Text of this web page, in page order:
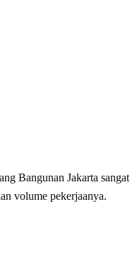
Bangunan Jakarta sangat
volume pekerjaanya.